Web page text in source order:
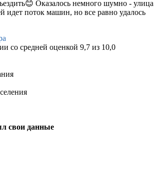
Оказалось немного шумно - улица
идет поток машин, но все равно удалось
со средней оценкой 9,7 из 10,0
свои данные